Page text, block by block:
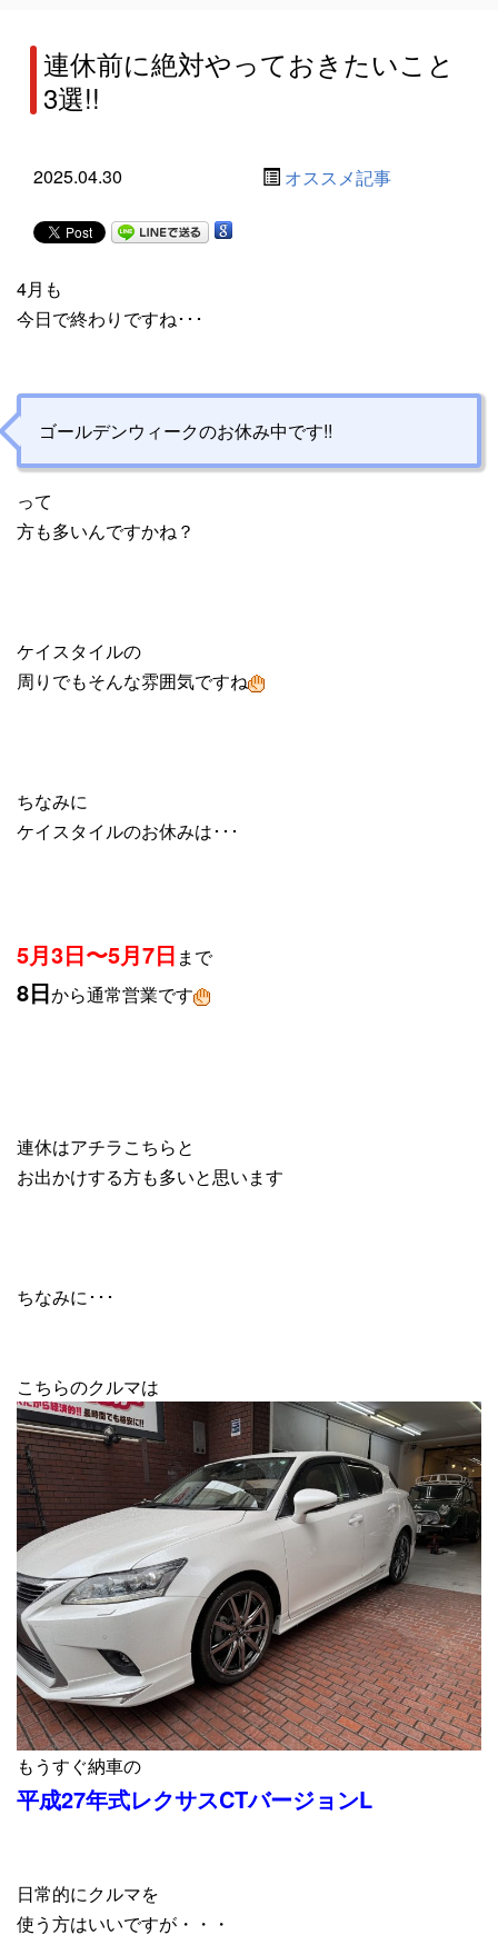
連休前に絶対やっておきたいこと
3選!!
2025.04.30 オススメ記事
4月も
今日で終わりですね･･･
ゴールデンウィークのお休み中です!!
って
方も多いんですかね？
ケイスタイルの
周りでもそんな雰囲気ですね
ちなみに
ケイスタイルのお休みは･･･
5月3日〜5月7日 まで
8日から通常営業です
連休はアチラこちらと
お出かけする方も多いと思います
ちなみに･･･
こちらのクルマは
もうすぐ納車の
平成27年式レクサスCTバージョンL
日常的にクルマを
使う方はいいですが・・・